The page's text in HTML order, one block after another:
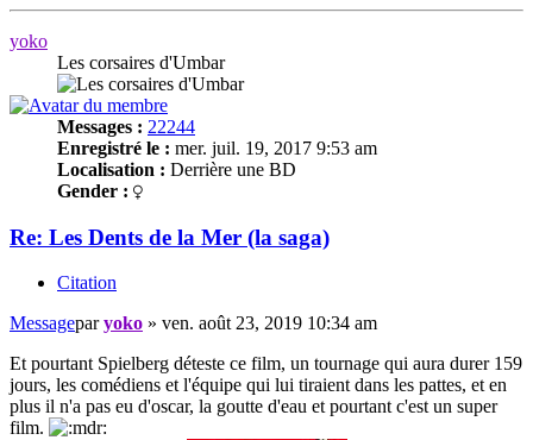
yoko
Les corsaires d'Umbar
Messages : 22244
Enregistré le : mer. juil. 19, 2017 9:53 am
Localisation : Derrière une BD
Gender :
Re: Les Dents de la Mer (la saga)
Citation
Messageparyoko » ven. août 23, 2019 10:34 am
Et pourtant Spielberg déteste ce film, un tournage qui aura durer 159
jours, les comédiens et l'équipe qui lui tiraient dans les pattes, et en
plus il n'a pas eu d'oscar, la goutte d'eau et pourtant c'est un super
film.